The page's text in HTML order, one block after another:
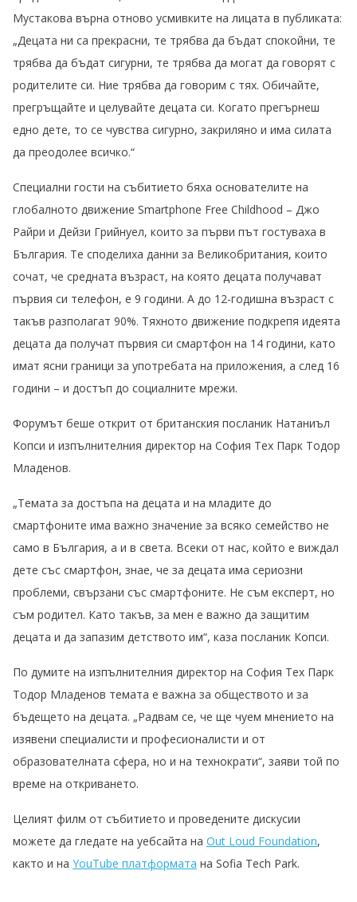
Мустакова върна отново усмивките на лицата в публиката:
„Децата ни са прекрасни, те трябва да бъдат спокойни, те
трябва да бъдат сигурни, те трябва да могат да говорят с
родителите си. Ние трябва да говорим с тях. Обичайте,
прегръщайте и целувайте децата си. Когато прегърнеш
едно дете, то се чувства сигурно, закриляно и има силата
да преодолее всичко.“
Специални гости на събитието бяха основателите на
глобалното движение Smartphone Free Childhood – Джо
Райри и Дейзи Грийнуел, които за първи път гостуваха в
България. Те споделиха данни за Великобритания, които
сочат, че средната възраст, на която децата получават
първия си телефон, е 9 години. А до 12-годишна възраст с
такъв разполагат 90%. Тяхното движение подкрепя идеята
децата да получат първия си смартфон на 14 години, като
имат ясни граници за употребата на приложения, а след 16
години – и достъп до социалните мрежи.
Форумът беше открит от британския посланик Натаниъл
Копси и изпълнителния директор на София Тех Парк Тодор
Младенов.
„Темата за достъпа на децата и на младите до
смартфоните има важно значение за всяко семейство не
само в България, а и в света. Всеки от нас, който е виждал
дете със смартфон, знае, че за децата има сериозни
проблеми, свързани със смартфоните. Не съм експерт, но
съм родител. Като такъв, за мен е важно да защитим
децата и да запазим детството им“, каза посланик Копси.
По думите на изпълнителния директор на София Тех Парк
Тодор Младенов темата е важна за обществото и за
бъдещето на децата. „Радвам се, че ще чуем мнението на
изявени специалисти и професионалисти и от
образователната сфера, но и на технократи“, заяви той по
време на откриването.
Целият филм от събитието и проведените дискусии
можете да гледате на уебсайта на Out Loud Foundation,
както и на YouTube платформата на Sofia Tech Park.